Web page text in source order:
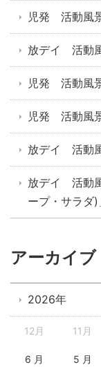
児発 活動風
放デイ 活動
児発 活動風
児発 活動風
放デイ 活動
放デイ 活動
ープ・サラダ)
アーカイブ
2026年
12月 11月
6 月 5 月